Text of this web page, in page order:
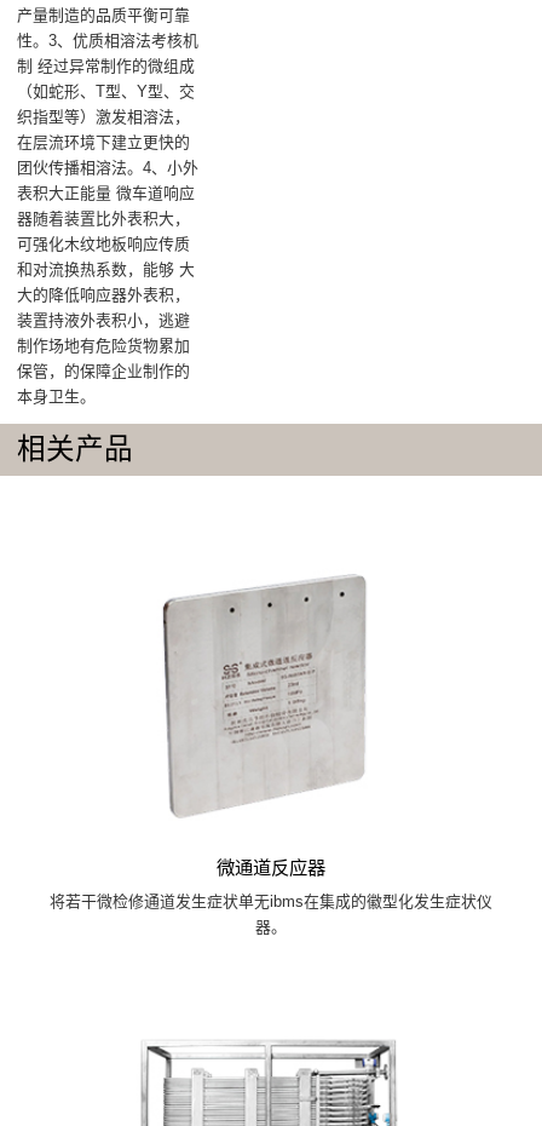
产量制造的品质平衡可靠
性。3、优质相溶法考核机
制 经过异常制作的微组成
（如蛇形、T型、Y型、交
织指型等）激发相溶法，
在层流环境下建立更快的
团伙传播相溶法。4、小外
表积大正能量 微车道响应
器随着装置比外表积大，
可强化木纹地板响应传质
和对流换热系数，能够 大
大的降低响应器外表积，
装置持液外表积小，逃避
制作场地有危险货物累加
保管，的保障企业制作的
本身卫生。
相关产品
微通道反应器
将若干微检修通道发生症状单无ibms在集成的徽型化发生症状仪
器。